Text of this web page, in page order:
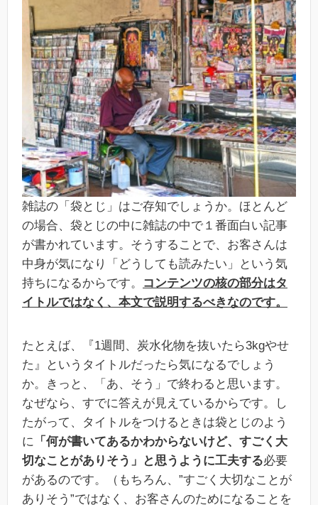
雑誌の「袋とじ」はご存知でしょうか。ほとんど
の場合、袋とじの中に雑誌の中で１番面白い記事
が書かれています。そうすることで、お客さんは
中身が気になり「どうしても読みたい」という気
持ちになるからです。
コンテンツの核の部分はタ
イトルではなく、本文で説明するべきなのです。
たとえば、『1週間、炭水化物を抜いたら3kgやせ
た』というタイトルだったら気になるでしょう
か。きっと、「あ、そう」で終わると思います。
なぜなら、すでに答えが見えているからです。し
たがって、タイトルをつけるときは袋とじのよう
に
「何が書いてあるかわからないけど、すごく大
切なことがありそう」と思うように工夫する必要
があるのです。（もちろん、”すごく大切なことが
ありそう”ではなく、お客さんのためになることを